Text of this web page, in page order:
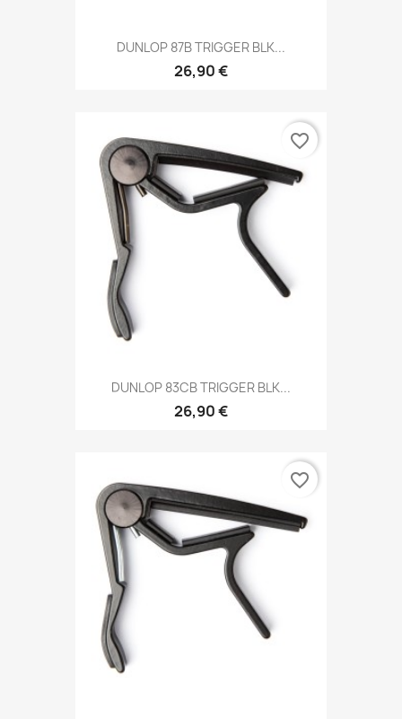
DUNLOP 87B TRIGGER BLK...
26,90 €
DUNLOP 83CB TRIGGER BLK...
26,90 €
favorite_border
favorite_border